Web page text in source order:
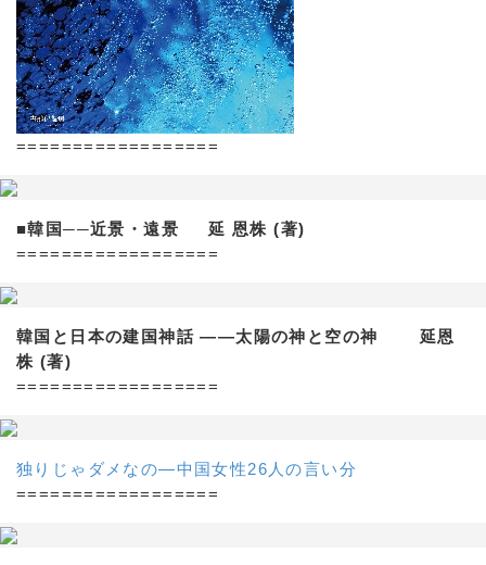
==================
■韓国──近景・遠景 延 恩株 (著)
==================
韓国と日本の建国神話 ——太陽の神と空の神 延恩
株 (著)
==================
独りじゃダメなの―中国女性26人の言い分
==================